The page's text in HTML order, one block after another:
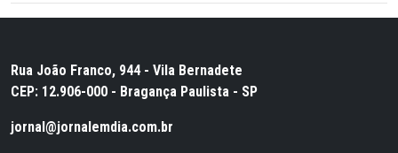
Rua João Franco, 944 - Vila Bernadete
CEP: 12.906-000 - Bragança Paulista - SP
jornal@jornalemdia.com.br